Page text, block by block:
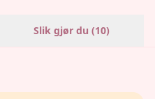
Slik gjør du (10)